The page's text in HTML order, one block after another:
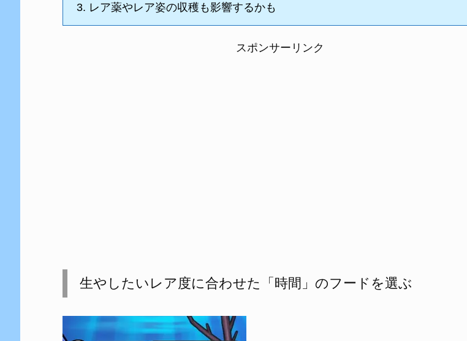
3. レア薬やレア姿の収穫も影響するかも
スポンサーリンク
生やしたいレア度に合わせた「時間」のフードを選ぶ